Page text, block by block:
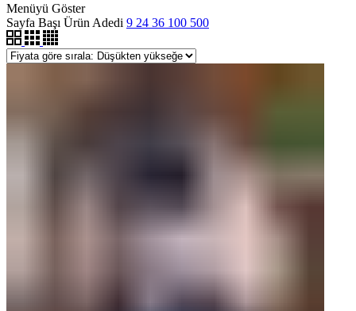
Menüyü Göster
Sayfa Başı Ürün Adedi 9 24 36 100 500